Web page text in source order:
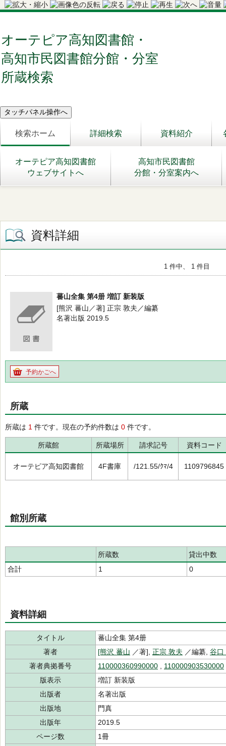
オーテピア高知図書館・
高知市民図書館分館・分室
所蔵検索
検索ホーム 詳細検索 資料紹介
オーテピア高知図書館
ウェブサイトへ
高知市民図書館
分館・分室案内へ
資料詳細
1 件中、 1 件目
蕃山全集 第4册 増訂 新装版
[熊沢 蕃山／著] 正宗 敦夫／編纂
名著出版 2019.5
予約かごへ
所蔵
所蔵は 1 件です。現在の予約件数は 0 件です。
所蔵館 所蔵場所 請求記号 資料コード
オーテピア高知図書館 4F書庫 /121.55/ｸﾏ/4 1109796845
館別所蔵
所蔵数
貸出中数
合計
1 0
資料詳細
タイトル
蕃山全集 第4册
著者
[熊沢 蕃山 ／著], 正宗 敦夫 ／編纂, 谷口
著者典拠番号
110000360990000 110000903530000
版表示
増訂 新装版
出版者
名著出版
出版地
門真
出版年
2019.5
ページ数
1冊